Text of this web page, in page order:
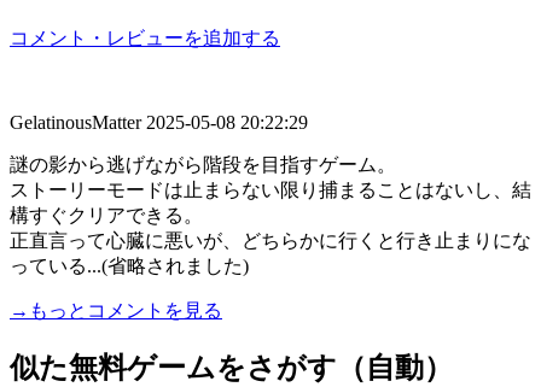
コメント・レビューを追加する
GelatinousMatter 2025-05-08 20:22:29
謎の影から逃げながら階段を目指すゲーム。
ストーリーモードは止まらない限り捕まることはないし、結
構すぐクリアできる。
正直言って心臓に悪いが、どちらかに行くと行き止まりにな
っている...(省略されました)
→もっとコメントを見る
似た無料ゲームをさがす（自動）